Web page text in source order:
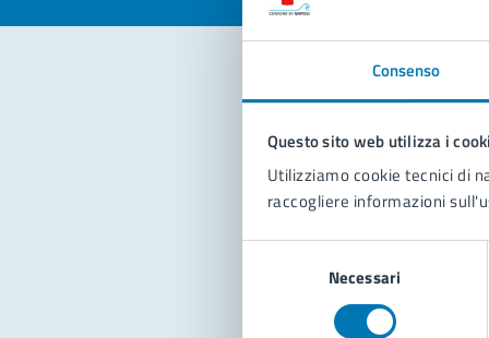
Consenso
Questo sito web utilizza i
Utilizziamo cookie tecnici di
raccogliere informazioni
Necessari